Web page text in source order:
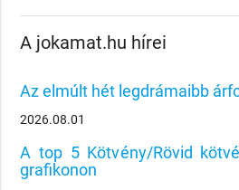
A jokamat.hu hírei
Az elmúlt hét legdrámaibb
2026.08.01
A top 5 Kötvény/Rövid
grafikonon